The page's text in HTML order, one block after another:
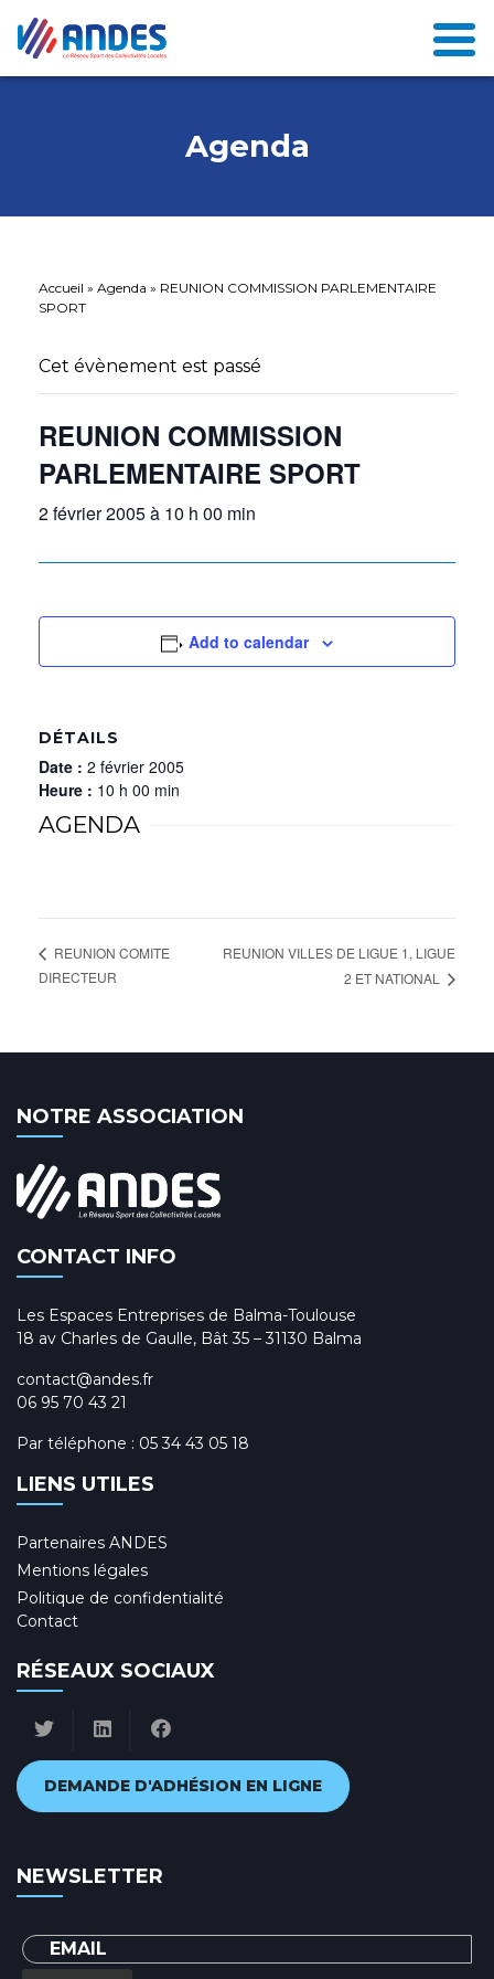
Agenda
Accueil » Agenda » REUNION COMMISSION PARLEMENTAIRE
SPORT
Cet évènement est passé
REUNION COMMISSION
PARLEMENTAIRE SPORT
2 février 2005 à 10 h 00 min
Add to calendar
DÉTAILS
Date : 2 février 2005
Heure : 10 h 00 min
AGENDA
REUNION COMITE
DIRECTEUR
REUNION VILLES DE LIGUE 1, LIGUE
2 ET NATIONAL
NOTRE ASSOCIATION
CONTACT INFO
Les Espaces Entreprises de Balma-Toulouse
18 av Charles de Gaulle, Bât 35 – 31130 Balma
contact@andes.fr
06 95 70 43 21
Par téléphone : 05 34 43 05 18
LIENS UTILES
Partenaires ANDES
Mentions légales
Politique de confidentialité
Contact
RÉSEAUX SOCIAUX
DEMANDE D'ADHÉSION EN LIGNE
NEWSLETTER